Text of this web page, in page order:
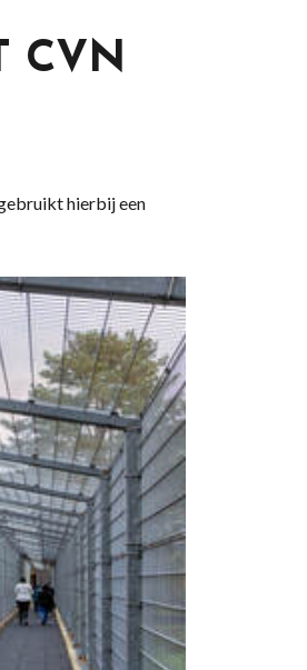
CVN
hierbij een